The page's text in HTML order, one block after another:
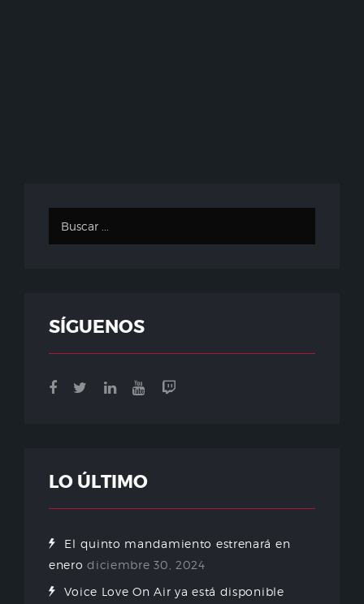
SÍGUENOS
LO ÚLTIMO
El quinto mandamiento estrenará en
enero diciembre 30, 2024
Voice Love On Air ya está disponible